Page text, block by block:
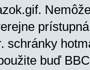
schránky
buď